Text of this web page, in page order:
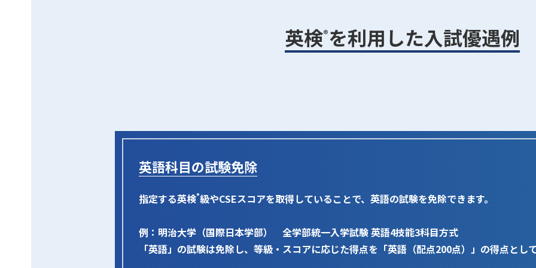
英検®を利用した入試優遇例
英語科目の試験免除
指定する英検®級やCSEスコアを取得していることで、英語の試験を免除できます。
例：明治大学（国際日本学部） 全学部統一入学試験 英語4技能3科目方式
「英語」の試験は免除し、等級・スコアに応じた得点を「英語（配点200点）」の得点とし